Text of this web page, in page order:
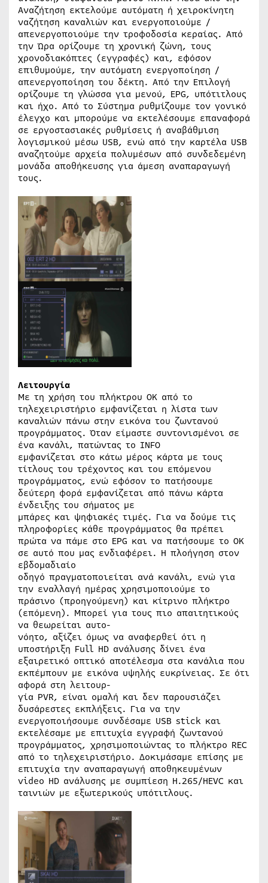
Αναζήτηση εκτελούμε αυτόματη ή χειροκίνητη
ναζήτηση καναλιών και ενεργοποιούμε /
απενεργοποιούμε την τροφοδοσία κεραίας. Από
την Ώρα ορίζουμε τη χρονική ζώνη, τους
χρονοδιακόπτες (εγγραφές) και, εφόσον
επιθυμούμε, την αυτόματη ενεργοποίηση /
απενεργοποίηση του δέκτη. Από την Επιλογή
ορίζουμε τη γλώσσα για μενού, EPG, υπότιτλους
και ήχο. Από το Σύστημα ρυθμίζουμε τον γονικό
έλεγχο και μπορούμε να εκτελέσουμε επαναφορά
σε εργοστασιακές ρυθμίσεις ή αναβάθμιση
λογισμικού μέσω USB, ενώ από την καρτέλα USB
αναζητούμε αρχεία πολυμέσων από συνδεδεμένη
μονάδα αποθήκευσης για άμεση αναπαραγωγή
τους.
Λειτουργία
Με τη χρήση του πλήκτρου OK από το
τηλεχειριστήριο εμφανίζεται η λίστα των
καναλιών πάνω στην εικόνα του ζωντανού
προγράμματος. Όταν είμαστε συντονισμένοι σε
ένα κανάλι, πατώντας το INFO
εμφανίζεται στο κάτω μέρος κάρτα με τους
τίτλους του τρέχοντος και του επόμενου
προγράμματος, ενώ εφόσον το πατήσουμε
δεύτερη φορά εμφανίζεται από πάνω κάρτα
ένδειξης του σήματος με
μπάρες και ψηφιακές τιμές. Για να δούμε τις
πληροφορίες κάθε προγράμματος θα πρέπει
πρώτα να πάμε στο EPG και να πατήσουμε το OK
σε αυτό που μας ενδιαφέρει. Η πλοήγηση στον
εβδομαδιαίο
οδηγό πραγματοποιείται ανά κανάλι, ενώ για
την εναλλαγή ημέρας χρησιμοποιούμε το
πράσινο (προηγούμενη) και κίτρινο πλήκτρο
(επόμενη). Μπορεί για τους πιο απαιτητικούς
να θεωρείται αυτο-
νόητο, αξίζει όμως να αναφερθεί ότι η
υποστήριξη Full HD ανάλυσης δίνει ένα
εξαιρετικό οπτικό αποτέλεσμα στα κανάλια που
εκπέμπουν με εικόνα υψηλής ευκρίνειας. Σε ότι
αφορά στη λειτουρ-
γία PVR, είναι ομαλή και δεν παρουσιάζει
δυσάρεστες εκπλήξεις. Για να την
ενεργοποιήσουμε συνδέσαμε USB stick και
εκτελέσαμε με επιτυχία εγγραφή ζωντανού
προγράμματος, χρησιμοποιώντας το πλήκτρο REC
από το τηλεχειριστήριο. Δοκιμάσαμε επίσης με
επιτυχία την αναπαραγωγή αποθηκευμένων
video HD ανάλυσης με συμπίεση H.265/HEVC και
ταινιών με εξωτερικούς υπότιτλους.